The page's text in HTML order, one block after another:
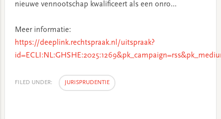
nieuwe vennootschap kwalificeert als een onro…
Meer informatie:
https://deeplink.rechtspraak.nl/uitspraak?
FILED UNDER: JURISPRUDENTIE